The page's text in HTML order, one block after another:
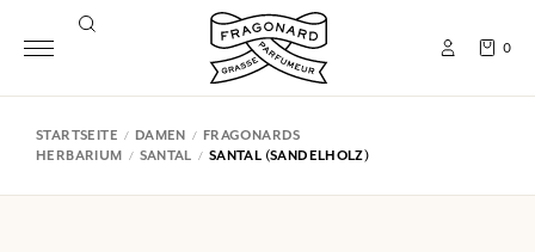
0
STARTSEITE DAMEN
FRAGONARDS
HERBARIUM
SANTAL SANTAL (SANDELHOLZ)